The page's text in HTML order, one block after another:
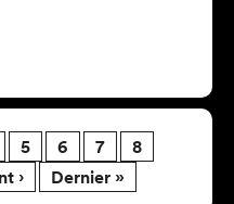
Page
5 Page
6 Page
7 Page
8
› Dernière page
Dernier »